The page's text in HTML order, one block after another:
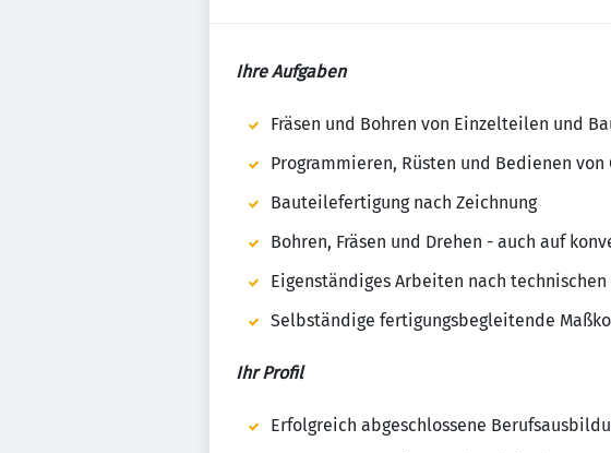
Ihre Aufgaben
Fräsen und Bohren von Einzelteilen und
Programmieren, Rüsten und Bedienen von
Bauteilefertigung nach Zeichnung
Bohren, Fräsen und Drehen - auch auf
Eigenständiges Arbeiten nach
Selbständige fertigungsbegleitende
Ihr Profil
Erfolgreich abgeschlossene